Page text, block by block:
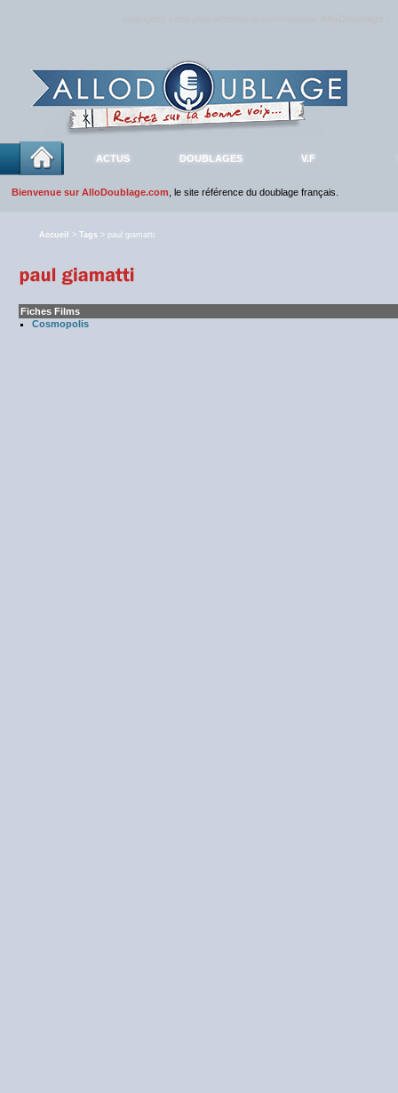
ACTUS DOUBLAGES V.F
Bienvenue sur AlloDoublage.com , le site référence du doublage français.
Accueil > Tags > paul giamatti
Fiches Films
Cosmopolis